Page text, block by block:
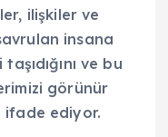
ilişkiler ve
insana
ve bu
görünür
ifade ediyor.